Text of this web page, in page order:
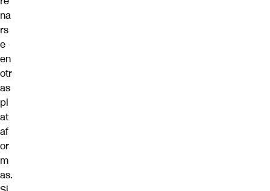
na
rs
e
en
otr
as
pl
at
af
or
m
as.